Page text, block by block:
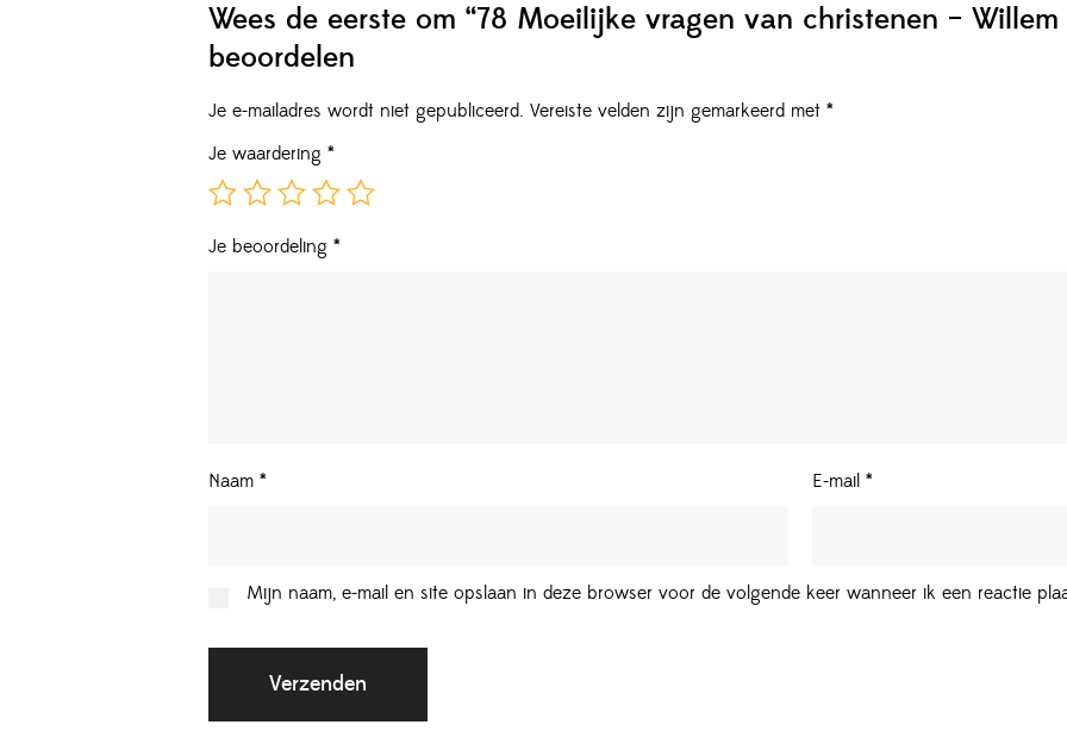
Wees de eerste om “78 Moeilijke vragen van christenen –
beoordelen
Je e-mailadres wordt niet gepubliceerd. Vereiste velden zijn gemarkeerd met *
Je waardering *
Je beoordeling *
Naam * E-mail *
Mijn naam, e-mail en site opslaan in deze browser voor de volgende keer wanneer ik een reactie